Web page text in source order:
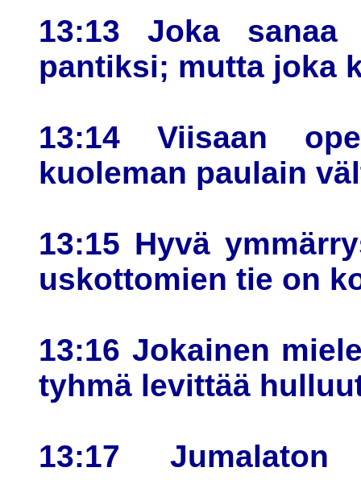
13:13 Joka sanaa
pantiksi; mutta joka
13:14 Viisaan
kuoleman paulain
13:15 Hyvä
uskottomien tie on
13:16 Jokainen
tyhmä levittää
13:17 Jumalaton